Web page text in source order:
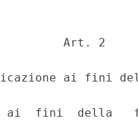
Art. 2
ai fini
ai  fini  della